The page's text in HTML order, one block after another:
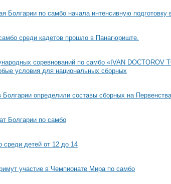
Болгарии по самбо начала интенсивную подготовку
среди кадетов прошло в Панагюриште.
соревнований по самбо «IVAN DOCTOROV
условия для национальных сборных
Болгарии определили составы сборных на
Болгарии по самбо
среди детей от 12 до 14
участие в Чемпионате Мира по самбо